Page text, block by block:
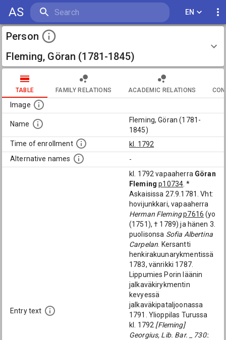
AS EN
Person
Fleming, Göran (1781-1845)
TABLE FAMILY RELATIONS ACADEMIC RELATIONS
Image
Name
Fleming, Göran (1781-
1845)
Time of enrollment
kl. 1792
Alternative names
-
Entry text
kl. 1792 vapaaherra Göran
Fleming p10734 . *
Askaisissa 27.9.1781. Vht:
hovijunkkari, vapaaherra
Herman Flemingp7616 (yo
(1751), † 1789) ja hänen 3.
puolisonsa Sofia Albertina
Carpelan . Kersantti
henkirakuunarykmentissä
1783, vänrikki 1787.
Lippumies Porin läänin
jalkaväkirykmentin
kevyessä
jalkaväkipataljoonassa
1791. Ylioppilas Turussa
kl. 1792 [Fleming]
Georgius, Lib. Bar. _ 730:.